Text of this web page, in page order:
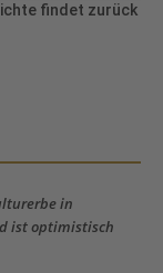
findet zurück
in
ist optimistisch